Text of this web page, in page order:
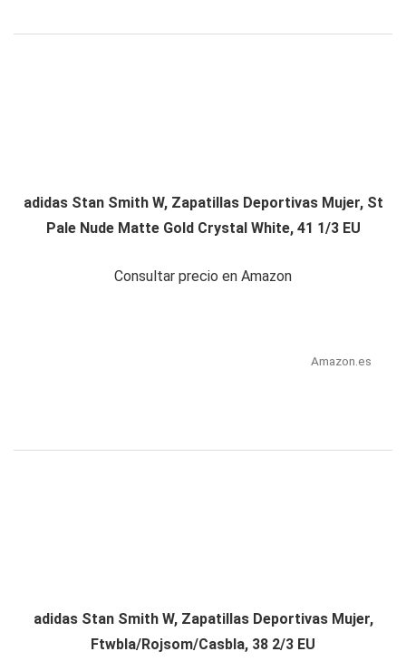
adidas Stan Smith W, Zapatillas Deportivas Mujer, St
Pale Nude Matte Gold Crystal White, 41 1/3 EU
Consultar precio en Amazon
Amazon.es
adidas Stan Smith W, Zapatillas Deportivas Mujer,
Ftwbla/Rojsom/Casbla, 38 2/3 EU